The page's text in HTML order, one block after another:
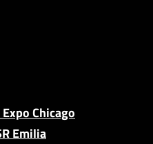
Chicago
Emilia